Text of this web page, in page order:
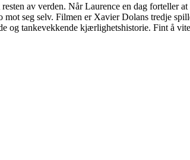
av verden. Når Laurence en dag forteller
seg selv. Filmen er Xavier Dolans tredje
og tankevekkende kjærlighetshistorie. Fint å